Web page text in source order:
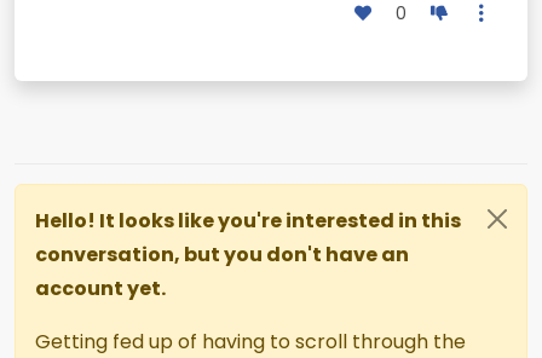
0
Hello! It looks like you're interested in this
conversation, but you don't have an
account yet.
Getting fed up of having to scroll through the